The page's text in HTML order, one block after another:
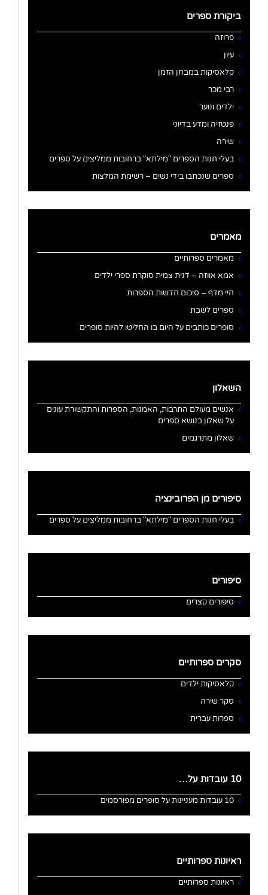
ביקורת ספרים
פרוזה
עיון
קלאסיקות במבחן הזמן
רבי מכר
ילדים ונוער
פנטזיה ומדע בדיוני
שירה
בעלי חנות הספרים "מילתא" ברחובות ממליצים על ספרים
ספרים שנכתבו בידי נשים – רשימת המלצות
מאמרים
מאמרים ספרותיים
אמא אווזה – דנית צמית סוקרת ספרי ילדים
חיי מדף – סיכום חדשות הספרות
ספרים לשבת
סופרים כותבים על היום בו החליטו להיות סופרים
השאלון
אנשים מעולם התרבות, האמנות, הספרות והתקשורת עונים
על שאלון בנושא ספרים
שאלון מתרגמים
סיפורים מן הפרובינציה
בעלי חנות הספרים "מילתא" ברחובות ממליצים על ספרים
סיפורים
סיפורים קצרים
סקרים ספרותיים
קלאסיקות ילדים
סקר שירה
ספרות עברית
10 עובדות על…
10 עובדות מעניינות על סופרים מפורסמים
ראיונות ספרותיים
ראיונות ספרותיים